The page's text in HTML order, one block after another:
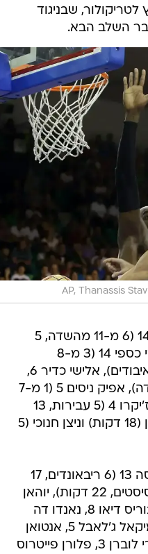
לטריקולור, שבניגוד
השלב הבא.
AP, Thanassis
ליאור אליהו 14 (6 מ-11 מהשדה, 5
ריבאונדים, 3 חטיפות), עומרי כספי 14 (3 מ-8
מהשדה), רביב לימונד 9 (4 איבודים), אלישי כדיר 6,
יותם הלפרין 5 (2 מ-7 מהשדה), אפיק ניסים 5 (1 מ-7
מהשדה), יניב גרין 4, עידו קוז'יקרו 4 (5 עבירות, 13
דקות), גיא פניני 2, יוגב אוחיון (18 דקות) וניצן חנוכי (5
אלכסיס אג'ינסה 13 (6 ריבאונדים, 17
דקות), טוני פארקר 12 (7 אסיסטים, 22 דקות), יוהאן
פטרו 10, ניקולה באטום 9, בוריס דיאו 8, נאנדו דה
קולו 8, תומאס הוארטל 5, מיקאל ג'לאבל 5, אנטואן
דיו 4, צ'ארלס קהודי 4, ג'ופרי לוברן 3, פלורן פייטרוס